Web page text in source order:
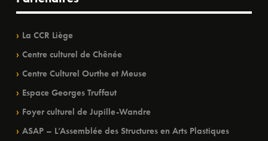
La CCR Liège
Centre culturel de Chênée
Centre Culturel Ourthe et Meuse
Espace Georges Truffaut
Foyer culturel de Jupille-Wandre
ASAP – L’Assemblée des Structures en Arts Plastiques